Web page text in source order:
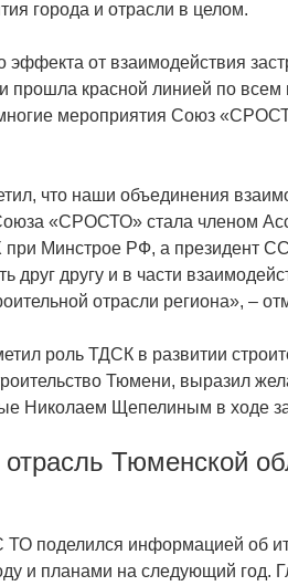
города и отрасли в целом.
эффекта от взаимодействия
прошла красной линией по
мероприятия Союз
что наши объединения
«СРОСТО» стала членом
при Минстрое РФ, а президент
друг другу и в части
отрасли региона», –
роль ТДСК в развитии
Тюмени, выразил
Николаем Щепелиным в ходе
Тюменской
поделился информацией об
и планами на следующий год.